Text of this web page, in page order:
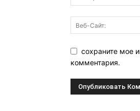
сохраните мое
комментария.